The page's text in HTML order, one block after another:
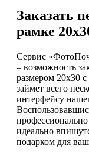
Заказать
рамке
Сервис
– возможность
размером 20х30
займет всего
интерфейсу
идеально
подарком для